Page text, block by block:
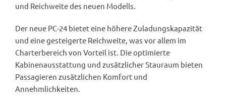
und Reichweite des neuen Modells.
Der neue PC-24 bietet eine höhere Zuladungskapazität
und eine gesteigerte Reichweite, was vor allem im
Charterbereich von Vorteil ist. Die optimierte
Kabinenausstattung und zusätzlicher Stauraum bieten
Passagieren zusätzlichen Komfort und
Annehmlichkeiten.